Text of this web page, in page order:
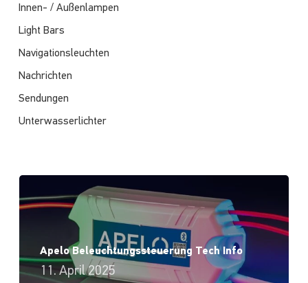
Innen- / Außenlampen
Light Bars
Navigationsleuchten
Nachrichten
Sendungen
Unterwasserlichter
Apelo Beleuchtungssteuerung Tech Info
11. April 2025